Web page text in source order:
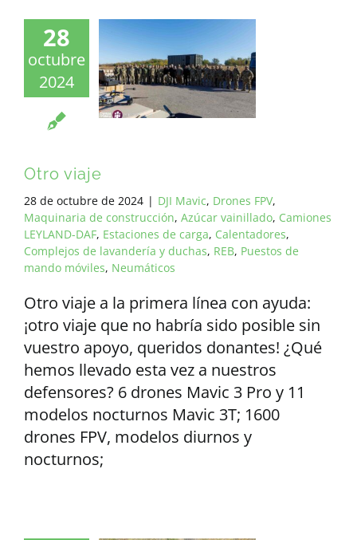
28
octubre
2024
Otro viaje
28 de octubre de 2024 | DJI Mavic, Drones FPV,
Maquinaria de construcción, Azúcar vainillado, Camiones
LEYLAND-DAF, Estaciones de carga, Calentadores,
Complejos de lavandería y duchas, REB, Puestos de
mando móviles, Neumáticos
Otro viaje a la primera línea con ayuda:
¡otro viaje que no habría sido posible sin
vuestro apoyo, queridos donantes! ¿Qué
hemos llevado esta vez a nuestros
defensores? 6 drones Mavic 3 Pro y 11
modelos nocturnos Mavic 3T; 1600
drones FPV, modelos diurnos y
nocturnos;